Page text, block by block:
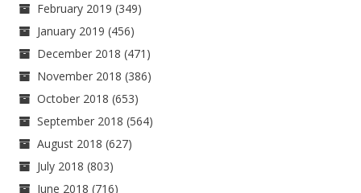
February 2019 (349)
January 2019 (456)
December 2018 (471)
November 2018 (386)
October 2018 (653)
September 2018 (564)
August 2018 (627)
July 2018 (803)
June 2018 (716)